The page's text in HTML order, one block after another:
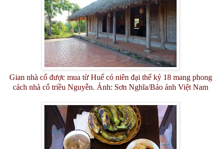
Gian nhà cổ được mua từ Huế có niên đại thế kỷ 18 mang phong
cách nhà cổ triều Nguyễn. Ảnh: Sơn Nghĩa/Báo ảnh Việt Nam